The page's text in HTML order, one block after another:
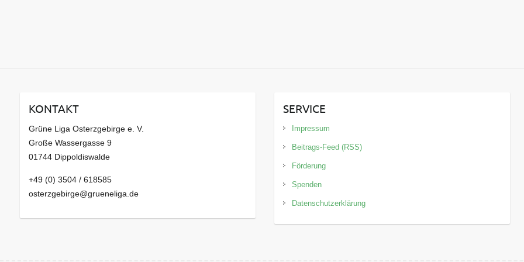
KONTAKT
Grüne Liga Osterzgebirge e. V.
Große Wassergasse 9
01744 Dippoldiswalde
+49 (0) 3504 / 618585
osterzgebirge@grueneliga.de
SERVICE
Impressum
Beitrags-Feed (RSS)
Förderung
Spenden
Datenschutzerklärung